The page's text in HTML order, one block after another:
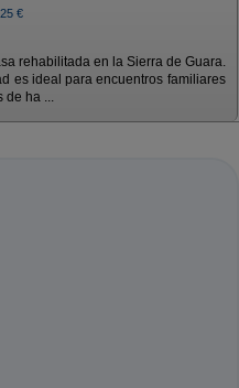
25 €
rehabilitada en la Sierra de Guara.
es ideal para encuentros familiares
de ha ...